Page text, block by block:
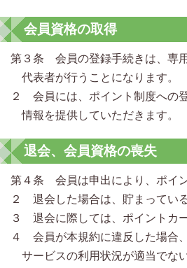
会員資格の取得
第３条 会員の登録手続きは、専
代表者が行うことになります。
２ 会員には、ポイント制度への
情報を提供していただきます。
退会、会員資格の喪失
第４条 会員は申出により、ポイ
２ 退会した場合は、貯まってい
３ 退会に際しては、ポイントカ
４ 会員が本規約に違反した場合
サービスの利用状況が適当でな